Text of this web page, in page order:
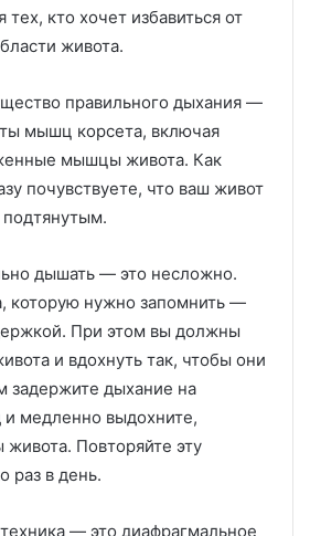
кто хочет избавиться от
живота.
правильного дыхания —
мышц корсета, включая
мышцы живота. Как
почувствуете, что ваш живот
дышать — это несложно.
которую нужно запомнить —
При этом вы должны
и вдохнуть так, чтобы они
задержите дыхание на
и медленно выдохните,
Повторяйте эту
раз в день.
— это диафрагмальное